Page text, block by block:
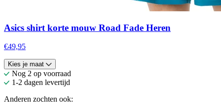
Asics shirt korte mouw Road Fade Heren
€49,95
Kies je maat
Nog 2 op voorraad
1-2 dagen levertijd
Anderen zochten ook: